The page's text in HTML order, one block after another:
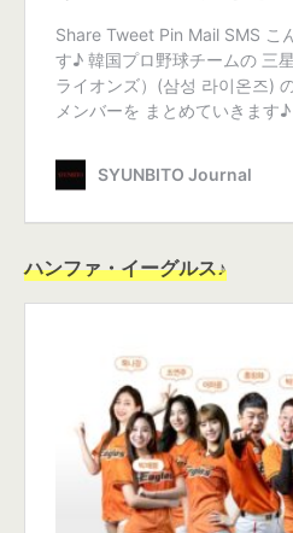
ハンファ・イーグルス♪